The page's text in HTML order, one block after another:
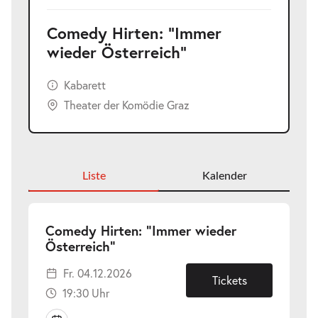
Comedy Hirten: "Immer
wieder Österreich"
Kabarett
Theater der Komödie Graz
Liste Kalender
Comedy Hirten: "Immer wieder
Österreich"
04.12.2026
Fr. 04.12.2026
19:30 Uhr
Tickets